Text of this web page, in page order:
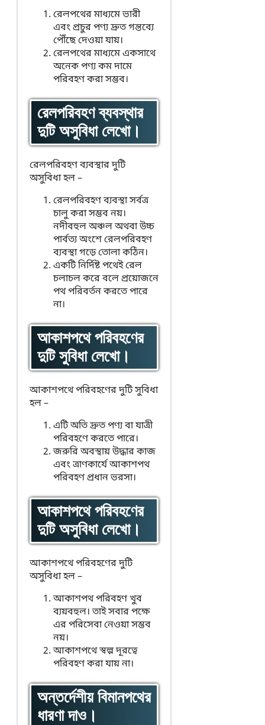
রেলপথের মাধ্যমে ভারী
এবং প্রচুর পণ্য দ্রুত গন্তব্যে
পৌঁছে দেওয়া যায়।
রেলপথের মাধ্যমে একসাথে
অনেক পণ্য কম দামে
পরিবহণ করা সম্ভব।
রেলপরিবহণ ব্যবস্থার
দুটি অসুবিধা লেখো।
রেলপরিবহণ ব্যবস্থার দুটি
অসুবিধা হল –
রেলপরিবহণ ব্যবস্থা সর্বত্র
চালু করা সম্ভব নয়।
নদীবহুল অঞ্চল অথবা উচ্চ
পার্বত্য অংশে রেলপরিবহণ
ব্যবস্থা গড়ে তোলা কঠিন।
একটি নির্দিষ্ট পথেই রেল
চলাচল করে বলে প্রয়োজনে
পথ পরিবর্তন করতে পারে
না।
আকাশপথে পরিবহণের
দুটি সুবিধা লেখো।
আকাশপথে পরিবহণের দুটি সুবিধা
হল –
এটি অতি দ্রুত পণ্য বা যাত্রী
পরিবহণে করতে পারে।
জরুরি অবস্থায় উদ্ধার কাজ
এবং ত্রাণকার্যে আকাশপথ
পরিবহণ প্রধান ভরসা।
আকাশপথে পরিবহণের
দুটি অসুবিধা লেখো।
আকাশপথে পরিবহণের দুটি
অসুবিধা হল –
আকাশপথ পরিবহণ খুব
ব্যয়বহুল। তাই সবার পক্ষে
এর পরিসেবা নেওয়া সম্ভব
নয়।
আকাশপথে স্বল্প দূরত্বে
পরিবহণ করা যায় না।
অন্তর্দেশীয় বিমানপথের
ধারণা দাও।